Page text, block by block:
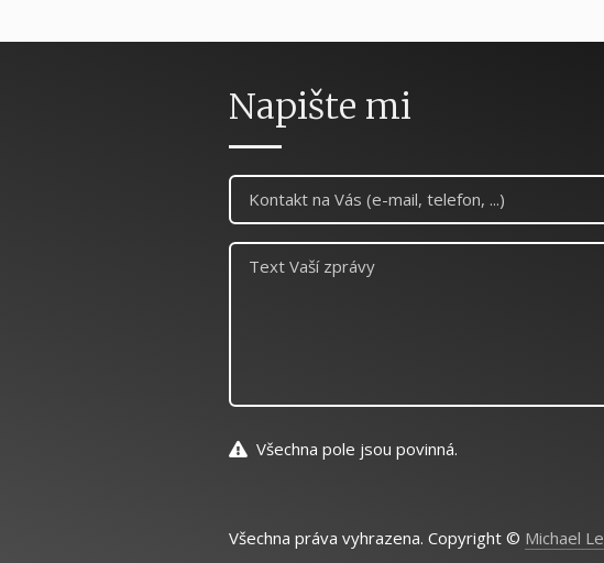
Napište mi
Všechna pole jsou povinná.
Všechna práva vyhrazena. Copyright © Michael Le